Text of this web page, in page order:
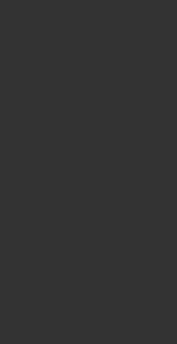
die für den Betrieb der
über die Benutzung zu